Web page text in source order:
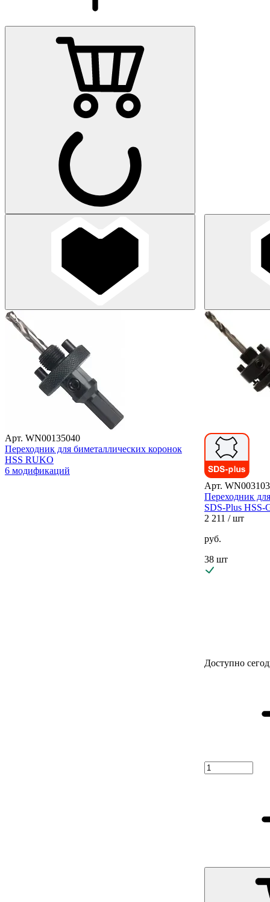
Арт. WN00135040
Переходник для биметаллических коронок
HSS RUKO
6 модификаций
Арт.
Переходник
SDS-Plus HSS-
2 211 / шт
руб.
38 шт
Доступно